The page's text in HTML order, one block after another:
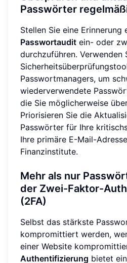
Passwörter
Stellen Sie eine Erinnerung
Passwortaudit ein- oder
durchzuführen. Verwenden
Passwortmanagers, um
wiederverwendete
die Sie möglicherweise
Priorisieren Sie die
Passwörter für Ihre
Ihre primäre E-Mail-
Finanzinstitute.
Mehr als nur
der Zwei-Faktor-
(2FA)
Selbst das stärkste
kompromittiert werden,
einer Website
Authentifizierung bietet